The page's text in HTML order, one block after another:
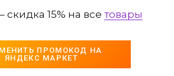
– скидка 15% на все товары
ПРОМОКОД НА
ЯНДЕКС МАРКЕТ